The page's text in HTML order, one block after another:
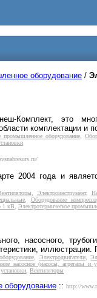
оборудование /
Комплект, это
комплектации и
промышленное оборудование,
2004 года и
, Электроинструмент,
,Оборудование
1 кВ, Электротермическое
насосного,
иллюстрации.
, Электродвигатели,
насосное (насосы, агрегаты и
Вентиляторы
оборудование :: http://